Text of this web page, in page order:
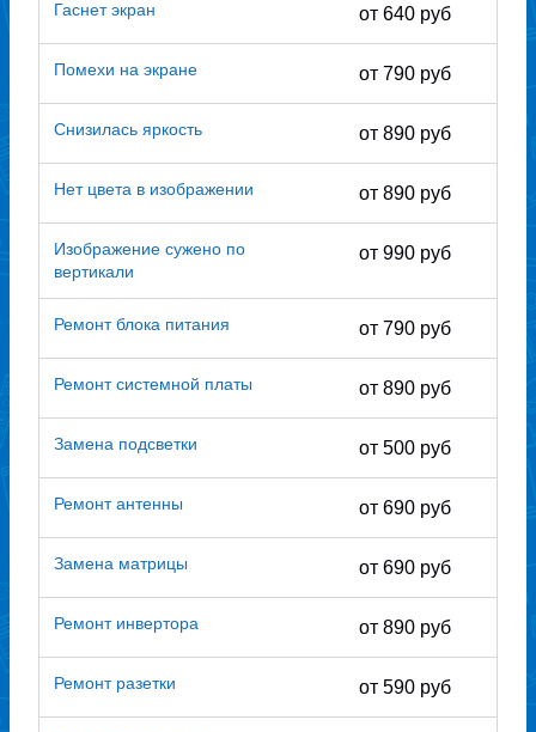
Гаснет экран от 640 руб
Помехи на экране от 790 руб
Снизилась яркость от 890 руб
Нет цвета в изображении от 890 руб
Изображение сужено по
вертикали
от 990 руб
Ремонт блока питания от 790 руб
Ремонт системной платы от 890 руб
Замена подсветки от 500 руб
Ремонт антенны от 690 руб
Замена матрицы от 690 руб
Ремонт инвертора от 890 руб
Ремонт разетки от 590 руб